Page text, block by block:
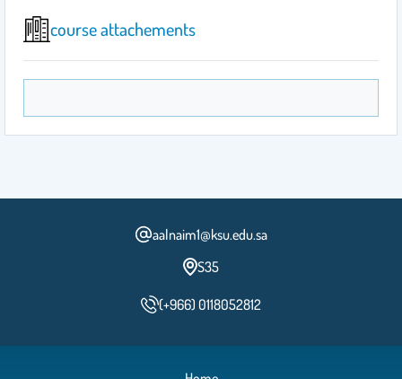
course attachements
aalnaim1@ksu.edu.sa
S35
(+966) 0118052812